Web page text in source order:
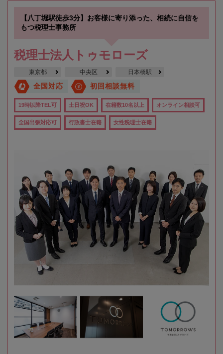
【八丁堀駅徒歩3分】お客様に寄り添った、相続に自信を
もつ税理士事務所
税理士法人トゥモローズ
東京都 中央区 日本橋駅
全国対応 初回相談無料
19時以降TEL可 土日祝OK 在籍数10名以上 オンライン相談可
全国出張対応可 行政書士在籍 女性税理士在籍